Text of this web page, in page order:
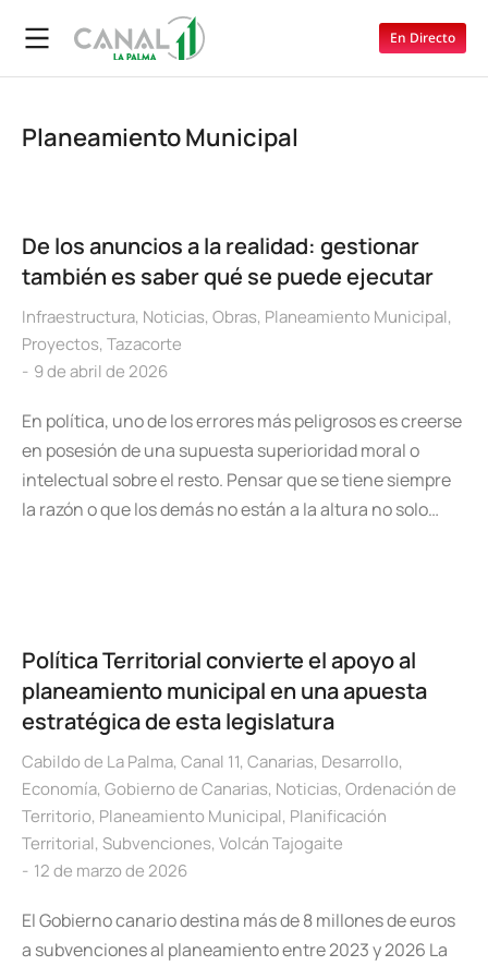
En Directo
Planeamiento Municipal
De los anuncios a la realidad: gestionar
también es saber qué se puede ejecutar
Infraestructura, Noticias, Obras, Planeamiento Municipal,
Proyectos, Tazacorte
9 de abril de 2026
En política, uno de los errores más peligrosos es creerse
en posesión de una supuesta superioridad moral o
intelectual sobre el resto. Pensar que se tiene siempre
la razón o que los demás no están a la altura no solo…
Política Territorial convierte el apoyo al
planeamiento municipal en una apuesta
estratégica de esta legislatura
Cabildo de La Palma, Canal 11, Canarias, Desarrollo,
Economía, Gobierno de Canarias, Noticias, Ordenación de
Territorio, Planeamiento Municipal, Planificación
Territorial, Subvenciones, Volcán Tajogaite
12 de marzo de 2026
El Gobierno canario destina más de 8 millones de euros
a subvenciones al planeamiento entre 2023 y 2026 La